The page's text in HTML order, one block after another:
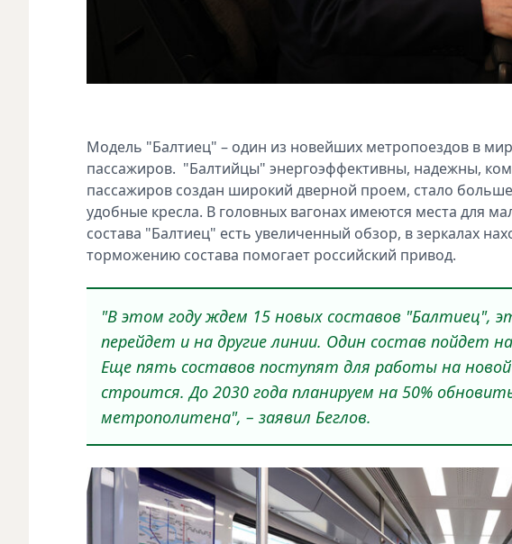
Модель "Балтиец" – один из новейших метропоездов в
пассажиров. "Балтийцы" энергоэффективны, надежны,
пассажиров создан широкий дверной проем, стало
удобные кресла. В головных вагонах имеются места для
состава "Балтиец" есть увеличенный обзор, в зеркалах
торможению состава помогает российский привод.
"В этом году ждем 15 новых составов "Балтиец",
перейдет и на другие линии. Один состав пойдет
Еще пять составов поступят для работы на
строится. До 2030 года планируем на 50%
метрополитена", – заявил Беглов.